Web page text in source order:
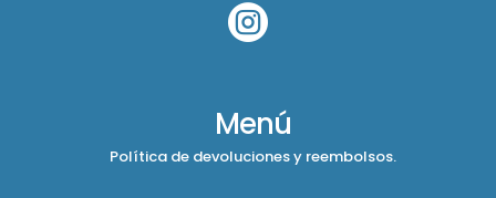

Menú
Política de devoluciones y reembolsos.